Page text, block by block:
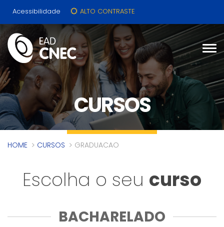
Acessibilidade ALTO CONTRASTE
CURSOS
HOME CURSOS GRADUACAO
Escolha o seu curso
BACHARELADO